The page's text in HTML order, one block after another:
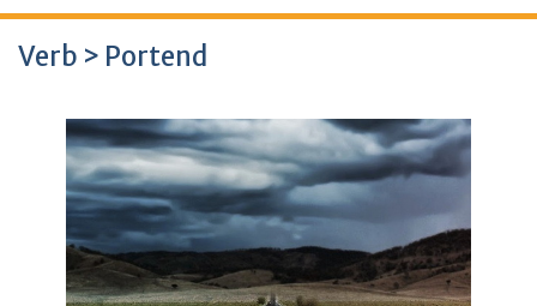
Verb > Portend